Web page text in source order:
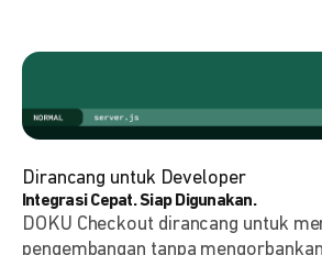
Dirancang untuk Developer
Integrasi Cepat. Siap Digunakan.
DOKU Checkout dirancang untuk
pengembangan tanpa